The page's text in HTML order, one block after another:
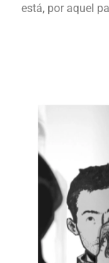
está, por aquel